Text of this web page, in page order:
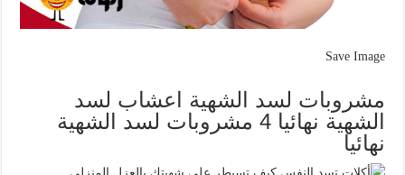
Save Image
مشروبات لسد الشهية اعشاب لسد
الشهية نهائيا 4 مشروبات لسد الشهية
نهائيا